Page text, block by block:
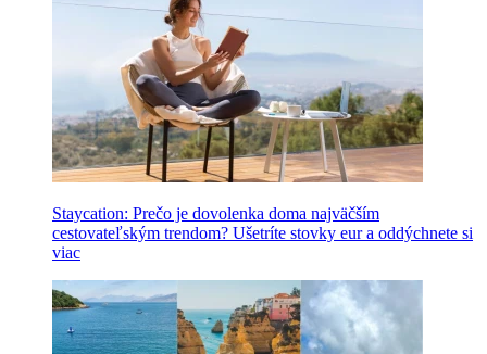
Staycation: Prečo je dovolenka doma najväčším
cestovateľským trendom? Ušetríte stovky eur a oddýchnete si
viac